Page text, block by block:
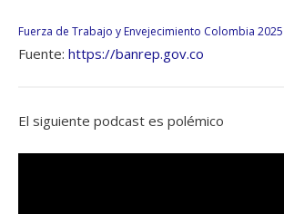
Fuerza de Trabajo y Envejecimiento Colombia 2025
Fuente: https://banrep.gov.co
El siguiente podcast es polémico